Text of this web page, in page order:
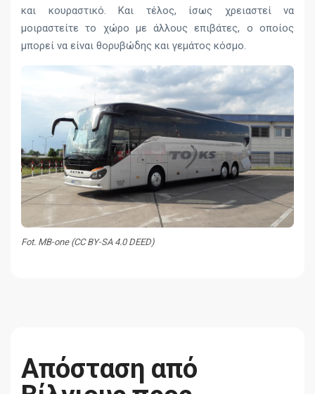
και κουραστικό. Και τέλος, ίσως χρειαστεί να
μοιραστείτε το χώρο με άλλους επιβάτες, ο οποίος
μπορεί να είναι θορυβώδης και γεμάτος κόσμο.
Fot. MB-one (CC BY-SA 4.0 DEED)
Απόσταση από